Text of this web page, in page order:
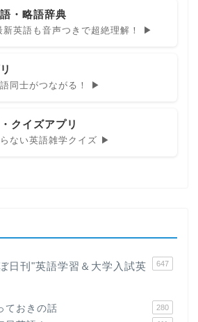
・略語辞典
英語も音声つきで超絶理解！ ▶
同士がつながる！ ▶
クイズアプリ
らない英語雑学クイズ ▶
日刊"英語学習＆大学入試英
647
ておきの話 280